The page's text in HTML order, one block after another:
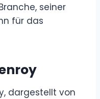
seiner
für das
dargestellt von